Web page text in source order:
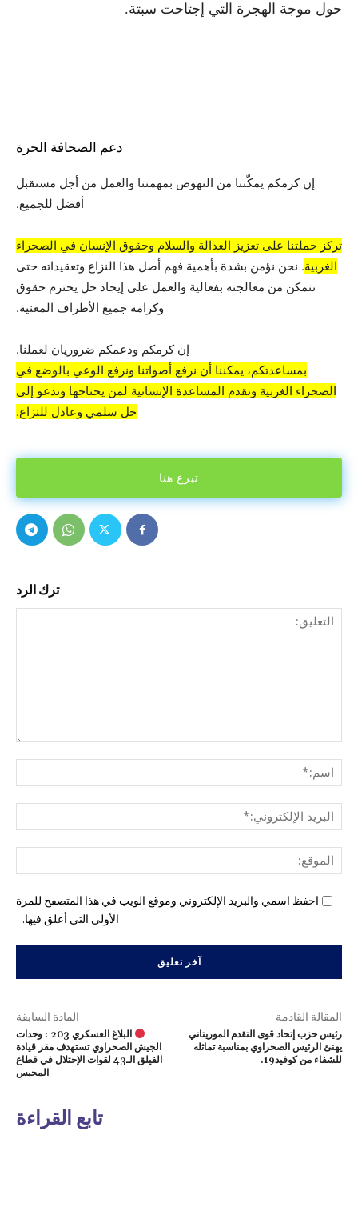
حول موجة الهجرة التي إجتاحت سبتة.
دعم الصحافة الحرة
إن كرمكم يمكّننا من النهوض بمهمتنا والعمل من أجل مستقبل
أفضل للجميع.
تركز حملتنا على تعزيز العدالة والسلام وحقوق الإنسان في الصحراء
الغربية. نحن نؤمن بشدة بأهمية فهم أصل هذا النزاع وتعقيداته حتى
نتمكن من معالجته بفعالية والعمل على إيجاد حل يحترم حقوق
وكرامة جميع الأطراف المعنية.
إن كرمكم ودعمكم ضروريان لعملنا.
بمساعدتكم، يمكننا أن نرفع أصواتنا ونرفع الوعي بالوضع في
الصحراء الغربية ونقدم المساعدة الإنسانية لمن يحتاجها وندعو إلى
حل سلمي وعادل للنزاع.
تبرع هنا
ترك الرد
احفظ اسمي والبريد الإلكتروني وموقع الويب في هذا المتصفح للمرة
الأولى التي أعلق فيها.
المادة السابقة
البلاغ العسكري 203 : وحدات
الجيش الصحراوي تستهدف مقر قيادة
الفيلق الـ43 لقوات الإحتلال في قطاع
المحبس
المقالة القادمة
رئيس حزب إتحاد قوى التقدم الموريتاني
يهنئ الرئيس الصحراوي بمناسبة تماثله
للشفاء من كوفيد19.
تابع القراءة